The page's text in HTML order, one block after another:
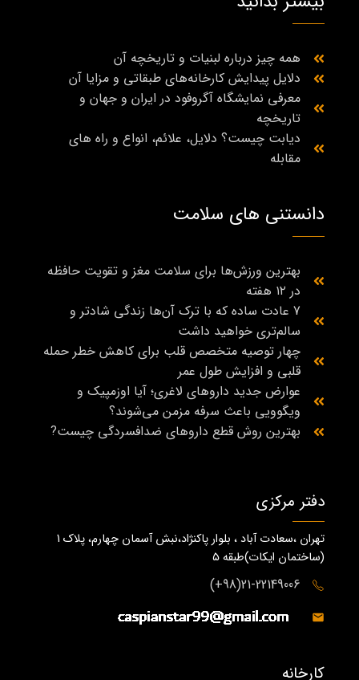
همه چیز درباره لبنیات و تاریخچه آن
دلایل پیدایش کارخانه‌های طبقاتی و مزایا آن
معرفی نمایشگاه آگروفود در ایران و جهان و
تاریخچه
دیابت چیست؟ دلایل، علائم، انواع و راه‌ های
مقابله
دانستنی های سلامت
بهترین ورزش‌ها برای سلامت مغز و تقویت حافظه
در ۱۲ هفته
7 عادت ساده که با ترک آن‌ها زندگی شادتر و
سالم‌تری خواهید داشت
چهار توصیه متخصص قلب برای کاهش خطر حمله
قلبی و افزایش طول عمر
عوارض جدید داروهای لاغری؛ آیا اوزمپیک و
ویگوویی باعث سرفه مزمن می‌شوند؟
بهترین روش قطع داروهای ضدافسردگی چیست?
دفتر مرکزی
تهران ،سعادت آباد ، بلوار پاکنژاد،نبش آسمان چهارم، پلاک 1
(ساختمان ايكات)طبقه ٥
21-22149006(98+)
کارخانه